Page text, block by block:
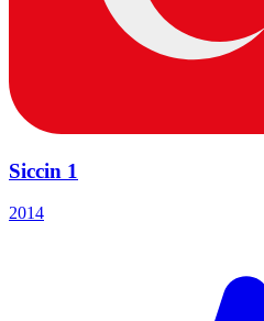
Siccin 1
2014